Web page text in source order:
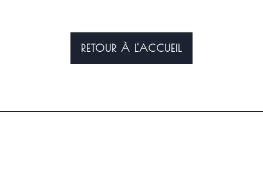
RETOUR À L'ACCUEIL